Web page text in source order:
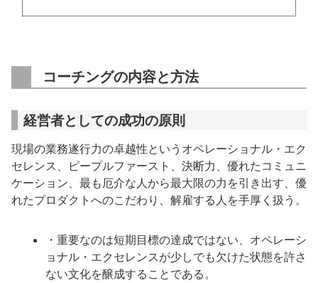
コーチングの内容と方法
経営者としての成功の原則
現場の業務遂行力の卓越性というオペレーショナル・エク
セレンス、ピープルファースト、決断力、優れたコミュニ
ケーション、最も厄介な人から最大限の力を引き出す、優
れたプロダクトへのこだわり、解雇する人を手厚く扱う。
・重要なのは短期目標の達成ではない、オペレーシ
ョナル・エクセレンスが少しでも欠けた状態を許さ
ない文化を醸成することである。